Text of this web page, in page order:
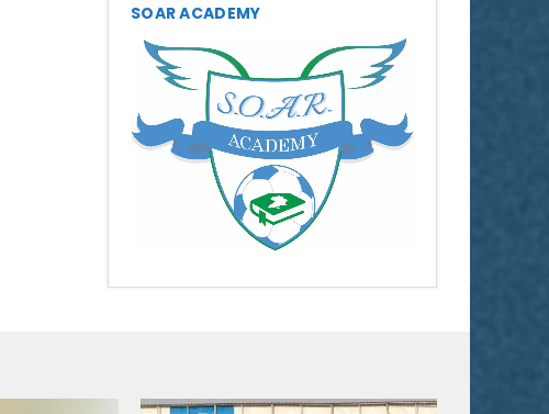
SOAR ACADEMY